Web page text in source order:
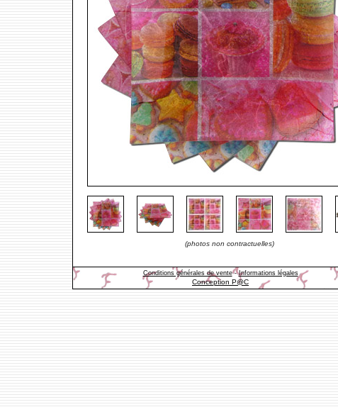
(photos non contractuelles)
Conditions générales de vente-Informations légales
Conception P@C